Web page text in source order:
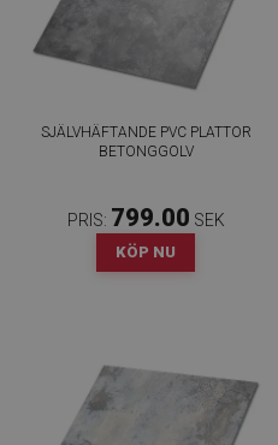
SJÄLVHÄFTANDE PVC PLATTOR
BETONGGOLV
PRIS: 799.00 SEK
KÖP NU